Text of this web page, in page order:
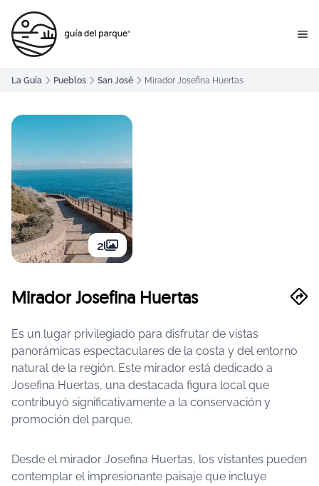
La Guía Pueblos San José Mirador Josefina Huertas
2
Mirador Josefina Huertas
Es un lugar privilegiado para disfrutar de vistas
panorámicas espectaculares de la costa y del entorno
natural de la región. Este mirador está dedicado a
Josefina Huertas, una destacada figura local que
contribuyó significativamente a la conservación y
promoción del parque.
Desde el mirador Josefina Huertas, los vistantes pueden
contemplar el impresionante paisaje que incluye